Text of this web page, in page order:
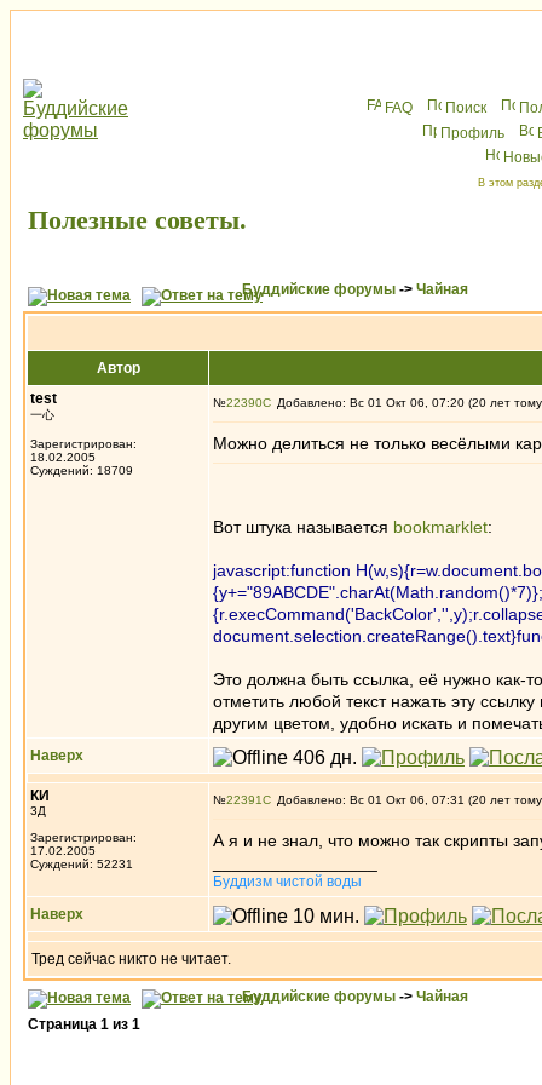
FAQ Поиск
Профиль
В этом
Полезные советы.
Буддийские форумы -> Чайная
Автор
test
一心
Зарегистрирован:
18.02.2005
Суждений: 18709
№22390 Добавлено: Вс 01 Окт 06, 07:20 (20 лет
Можно делиться не только весёлыми
Вот штука называется bookmarklet:
javascript:function
Это должна быть ссылка, её нужно как-
отметить любой текст нажать эту
другим цветом, удобно искать и
Наверх
КИ
3Д
Зарегистрирован:
17.02.2005
Суждений: 52231
№22391 Добавлено: Вс 01 Окт 06, 07:31 (20 лет
А я и не знал, что можно так скрипты
Буддизм чистой воды
Наверх
Тред сейчас никто не читает.
Буддийские форумы -> Чайная
Страница 1 из 1